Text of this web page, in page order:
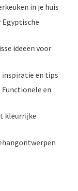
in je huis
ideeën voor
inspiratie en tips
en
kleurrijke